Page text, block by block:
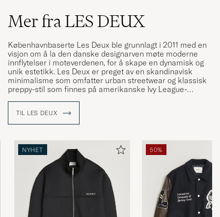
Mer fra LES DEUX
Københavnbaserte Les Deux ble grunnlagt i 2011 med en
visjon om å la den danske designarven møte moderne
innflytelser i moteverdenen, for å skape en dynamisk og
unik estetikk. Les Deux er preget av en skandinavisk
minimalisme som omfatter urban streetwear og klassisk
preppy-stil som finnes på amerikanske Ivy League-
Deux har hovedkontor sentralt i København og
varemerket henter daglig inspirasjon fra det pulserende
TIL LES DEUX
NYHET 50%